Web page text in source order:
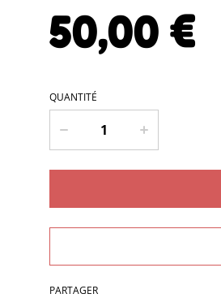
50,00 €
QUANTITÉ
PARTAGER